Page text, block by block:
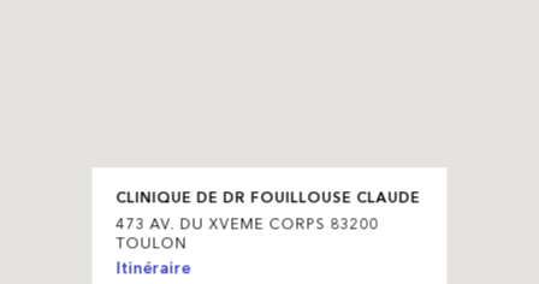
CLINIQUE DE DR FOUILLOUSE CLAUDE
473 AV. DU XVEME CORPS 83200
TOULON
Itinéraire